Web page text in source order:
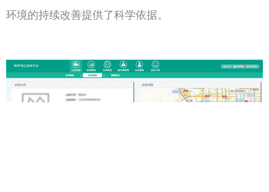
环境的持续改善提供了科学依据。